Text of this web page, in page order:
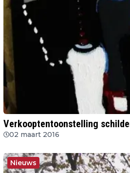
Verkooptentoonstelling
02 maart 2016
Nieuws